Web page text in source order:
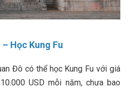
Học Kung Fu
Đô có thể học Kung Fu với giá
USD mỗi năm, chưa bao